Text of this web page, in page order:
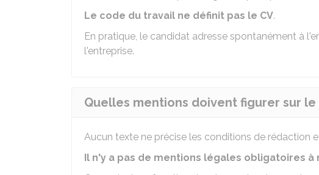
Le code du travail ne définit pas le CV.
En pratique, le candidat adresse spontanément à
l'entreprise.
Quelles mentions doivent figurer sur le
Aucun texte ne précise les conditions de rédaction
Il n'y a pas de mentions légales obligatoires à